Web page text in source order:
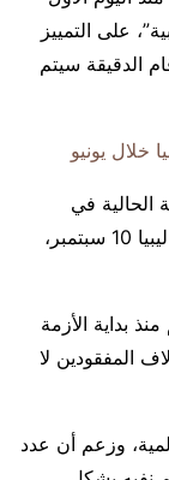
على التمييز
الدقيقة سيتم
خلال يونيو
الحالية في
المدينة الأكثر تضررا من الإعصار الذي ضرب ليبيا 10 سبتمبر،
بداية الأزمة
يبقى آلاف المفقودين لا
وزعم أن عدد